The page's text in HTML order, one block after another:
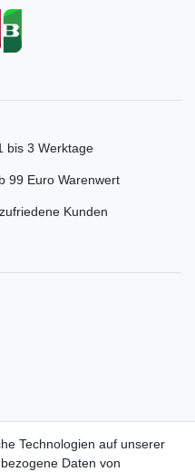
bis 3 Werktage
99 Euro Warenwert
Kunden
Technologien auf unserer
Daten von